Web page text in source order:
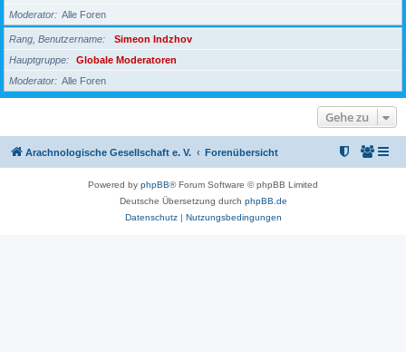
Moderator
Alle Foren
Rang, Benutzername
Simeon Indzhov
Hauptgruppe
Globale Moderatoren
Moderator
Alle Foren
Gehe zu
Arachnologische Gesellschaft e. V. Forenübersicht
Powered by phpBB® Forum Software © phpBB Limited
Deutsche Übersetzung durch phpBB.de
Datenschutz| Nutzungsbedingungen